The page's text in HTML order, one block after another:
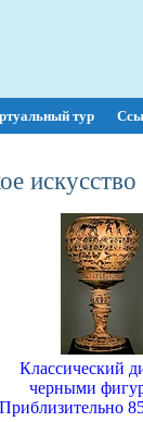
тур
Классический
черными
Приблизительно